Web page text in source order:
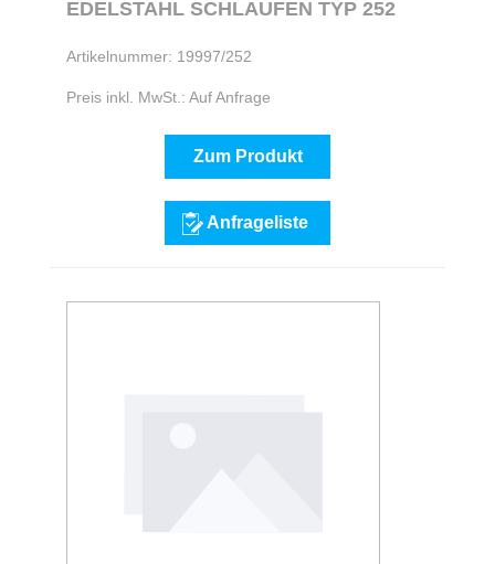
EDELSTAHL SCHLAUFEN TYP 252
Artikelnummer: 19997/252
Preis inkl. MwSt.: Auf Anfrage
Zum Produkt
Anfrageliste